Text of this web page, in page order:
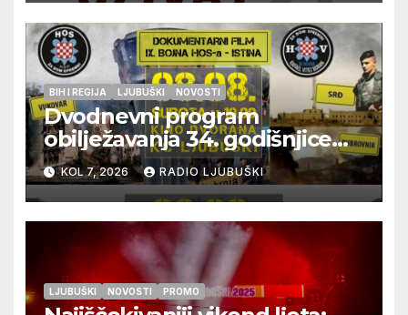
BIH I REGIJA LJUBUŠKI NOVOSTI
Dvodnevni program
obilježavanja 34. godišnjice
pogibije generala Blaža
Kraljevića i osmorice
pripadnika HOS-a
KOL 7, 2026 RADIO LJUBUŠKI
LJUBUŠKI NOVOSTI PROMO